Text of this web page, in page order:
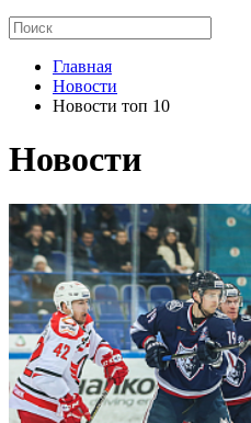
Главная
Новости
Новости топ 10
Новости